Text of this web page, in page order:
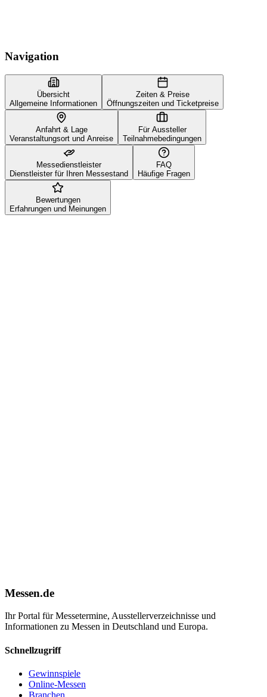
Navigation
Übersicht
Allgemeine Informationen
Zeiten & Preise
Öffnungszeiten und Ticketpreise
Anfahrt & Lage
Veranstaltungsort und Anreise
Für Aussteller
Teilnahmebedingungen
Messedienstleister
Dienstleister für Ihren Messestand
FAQ
Häufige Fragen
Bewertungen
Erfahrungen und Meinungen
Messen.de
Ihr Portal für Messetermine, Ausstellerverzeichnisse und
Informationen zu Messen in Deutschland und Europa.
Schnellzugriff
Gewinnspiele
Online-Messen
Branchen